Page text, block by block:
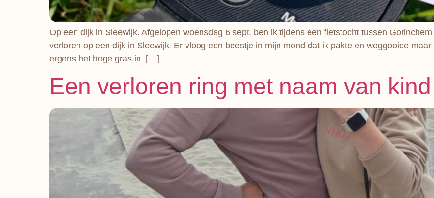
Op een dijk in Sleewijk. Afgelopen woensdag 6 sept. ben ik tijdens een fietstocht tussen
verloren op een dijk in Sleewijk. Er vloog een beestje in mijn mond dat ik pakte en weggooide
ergens het hoge gras in. […]
Een verloren ring met naam van kind